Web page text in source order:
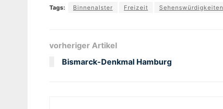
Tags: Binnenalster Freizeit Sehenswürdigkeiten
vorheriger Artikel
Bismarck-Denkmal Hamburg